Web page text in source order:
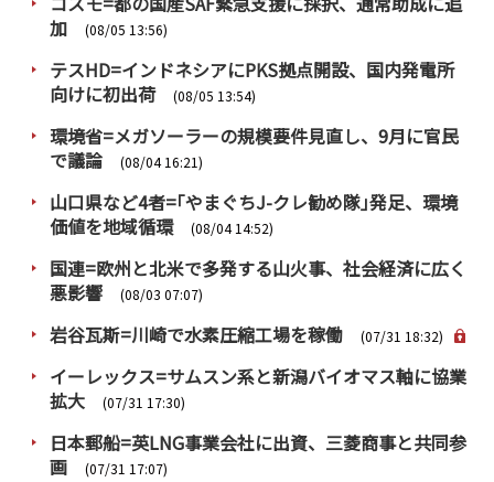
加
(08/05 13:56)
テスHD=インドネシアにPKS拠点開設、国内発電所
向けに初出荷
(08/05 13:54)
環境省=メガソーラーの規模要件見直し、9月に官民
で議論
(08/04 16:21)
山口県など4者=｢やまぐちJ-クレ勧め隊｣発足、環境
価値を地域循環
(08/04 14:52)
国連=欧州と北米で多発する山火事、社会経済に広く
悪影響
(08/03 07:07)
岩谷瓦斯=川崎で水素圧縮工場を稼働 (07/31 18:32)
イーレックス=サムスン系と新潟バイオマス軸に協業
拡大
(07/31 17:30)
日本郵船=英LNG事業会社に出資、三菱商事と共同参
画
(07/31 17:07)